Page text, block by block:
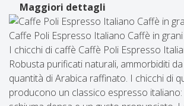
Maggiori dettagli
Caffe Poli Espresso Italiano Caffè in
I chicchi di caffè Caffè Poli Espresso
Robusta purificati naturali, ammorbiditi
quantità di Arabica raffinato. I chicchi di
producono un classico espresso